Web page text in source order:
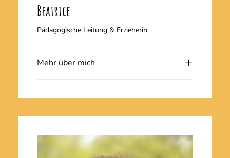
Beatrice
Pädagogische Leitung & Erzieherin
Mehr über mich